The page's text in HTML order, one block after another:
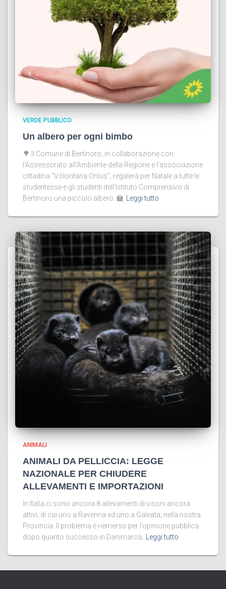
VERDE PUBBLICO
Un albero per ogni bimbo
🌳 Il Comune di Bertinoro, in collaborazione con
l’Assessorato all’Ambiente della Regione e l’associazione
cittadina “Volontaria Onlus”, regalerà per Natale a tutte le
studentesse e gli studenti dell’Istituto Comprensivo di
Bertinoro una piccolo albero. 🏫
Leggi tutto
ANIMALI
ANIMALI DA PELLICCIA: LEGGE
NAZIONALE PER CHIUDERE
ALLEVAMENTI E IMPORTAZIONI
In Italia ci sono ancora 8 allevamenti di visoni ancora
attivi, di cui uno a Ravenna ed uno a Galeata, nella nostra
Provincia. Il problema è riemerso per l’opinione pubblica
dopo quanto successo in Danimarca,
Leggi tutto